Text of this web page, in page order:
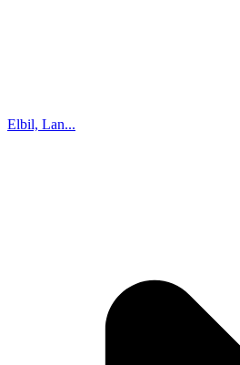
Elbil, Lan...